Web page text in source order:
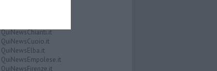
QuiNewsChianti.it
QuiNewsCuoio.it
QuiNewsElba.it
QuiNewsEmpolese.it
QuiNewsFirenze.it